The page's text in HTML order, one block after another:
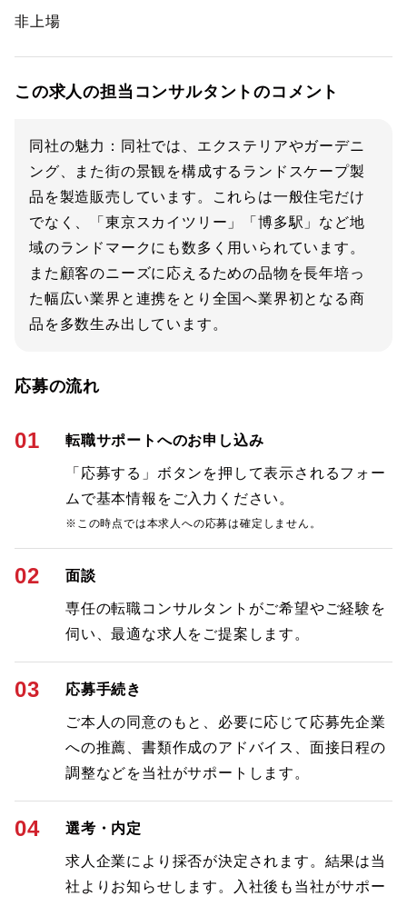
非上場
この求人の担当コンサルタントのコメント
同社の魅力：同社では、エクステリアやガーデニ
ング、また街の景観を構成するランドスケープ製
品を製造販売しています。これらは一般住宅だけ
でなく、「東京スカイツリー」「博多駅」など地
域のランドマークにも数多く用いられています。
また顧客のニーズに応えるための品物を長年培っ
た幅広い業界と連携をとり全国へ業界初となる商
品を多数生み出しています。
応募の流れ
01 転職サポートへのお申し込み
「応募する」ボタンを押して表示されるフォー
ムで基本情報をご入力ください。
※この時点では本求人への応募は確定しません。
02 面談
専任の転職コンサルタントがご希望やご経験を
伺い、最適な求人をご提案します。
03 応募手続き
ご本人の同意のもと、必要に応じて応募先企業
への推薦、書類作成のアドバイス、面接日程の
調整などを当社がサポートします。
04 選考・内定
求人企業により採否が決定されます。結果は当
社よりお知らせします。入社後も当社がサポー